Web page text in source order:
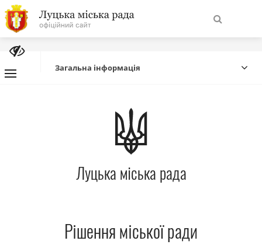
На
головну
Про місто
Міська влада
Міська рада
Публічна інформація
Загальна інформація
Луцька міська рада
Рішення міської ради